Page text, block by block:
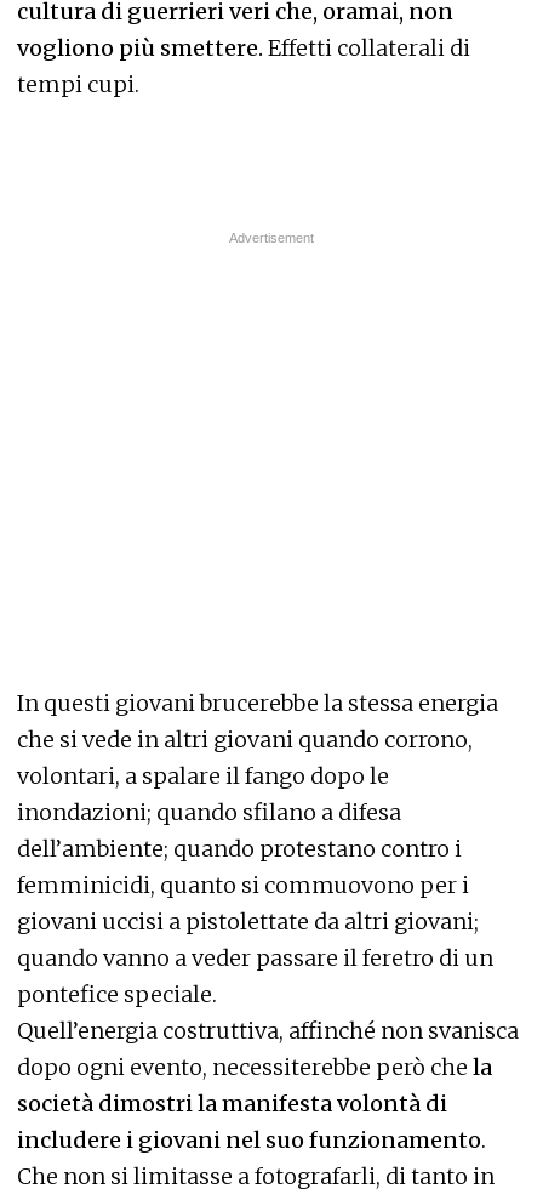
cultura di guerrieri veri che, oramai, non
vogliono più smettere. Effetti collaterali di
tempi cupi.
In questi giovani brucerebbe la stessa energia
che si vede in altri giovani quando corrono,
volontari, a spalare il fango dopo le
inondazioni; quando sfilano a difesa
dell’ambiente; quando protestano contro i
femminicidi, quanto si commuovono per i
giovani uccisi a pistolettate da altri giovani;
quando vanno a veder passare il feretro di un
pontefice speciale.
Quell’energia costruttiva, affinché non svanisca
dopo ogni evento, necessiterebbe però che la
società dimostri la manifesta volontà di
includere i giovani nel suo funzionamento.
Che non si limitasse a fotografarli, di tanto in